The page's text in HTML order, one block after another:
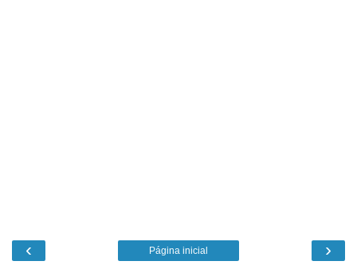
‹ ›
Página inicial